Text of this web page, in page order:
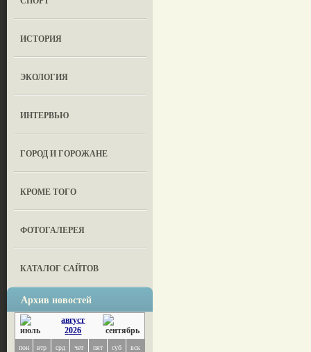
ИСТОРИЯ
ЭКОЛОГИЯ
ИНТЕРВЬЮ
ГОРОД И ГОРОЖАНЕ
КРОМЕ ТОГО
ФОТОГАЛЕРЕЯ
КАТАЛОГ САЙТОВ
Архив новостей
август
2026
пон втр срд чет пят суб вск